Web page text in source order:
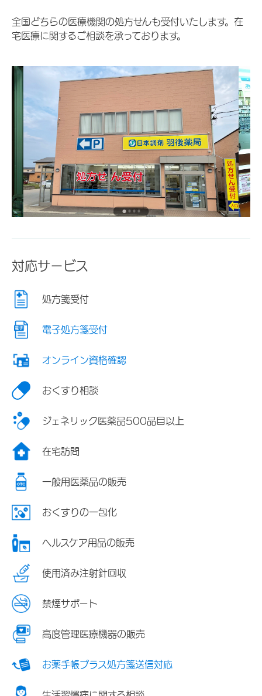
全国どちらの医療機関の処方せんも受付いたします。在
宅医療に関するご相談を承っております。
対応サービス
処方箋受付
電子処方箋受付
オンライン資格確認
おくすり相談
ジェネリック医薬品500品目以上
在宅訪問
一般用医薬品の販売
おくすりの一包化
ヘルスケア用品の販売
使用済み注射針回収
禁煙サポート
高度管理医療機器の販売
お薬手帳プラス処方箋送信対応